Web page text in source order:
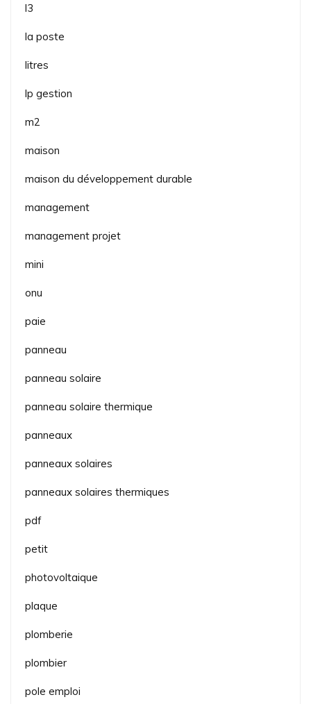
l3
la poste
litres
lp gestion
m2
maison
maison du développement durable
management
management projet
mini
onu
paie
panneau
panneau solaire
panneau solaire thermique
panneaux
panneaux solaires
panneaux solaires thermiques
pdf
petit
photovoltaique
plaque
plomberie
plombier
pole emploi